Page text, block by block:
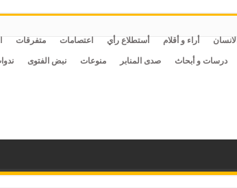
أراء و أقلام أستطلاع رأي اعتصامات متفرقات
درسات و أبحاث صدى المنابر منوعات نبض الفتوى